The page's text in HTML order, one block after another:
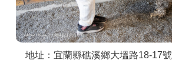
APP下載
地址：宜蘭縣礁溪鄉大塭路18-17號